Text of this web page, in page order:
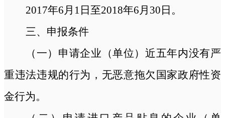
2017年6月1日至2018年6月30日。
三、申报条件
（一）申请企业（单位）近五年内没有严
重违法违规的行为，无恶意拖欠国家政府性资
金行为。